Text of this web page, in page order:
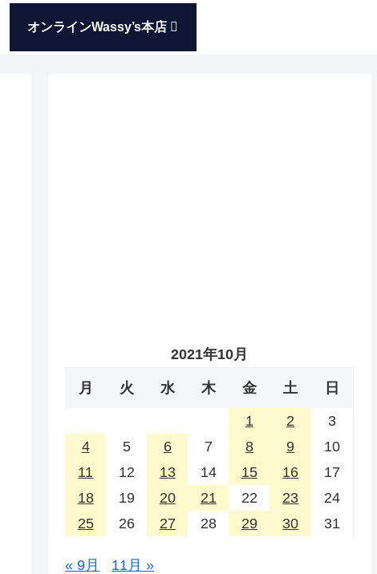
オンラインWassy’s本店
2021年10月
月 火 水 木 金 土 日
1 2
3
4
5 6 7 8 9
10
11
12 13 14 15 16
17
18
19 20 21 22 23
24
25
26 27 28 29 30 31
« 9月 11月 »